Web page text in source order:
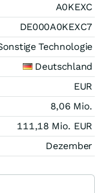
A0KEXC
DE000A0KEXC7
Technologie
Deutschland
EUR
8,06 Mio.
111,18 Mio. EUR
Dezember